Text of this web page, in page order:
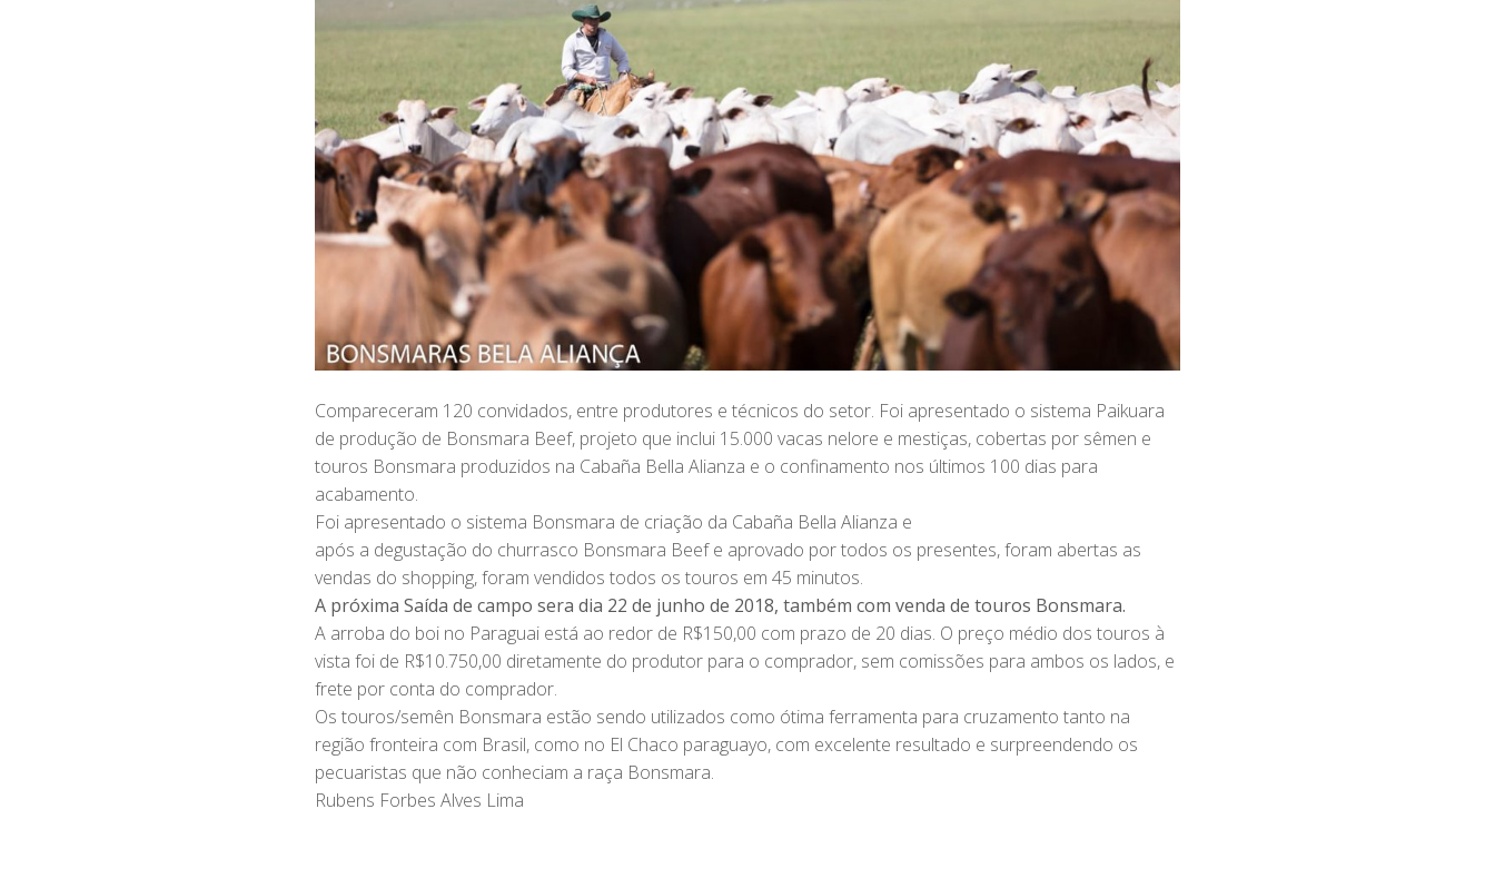
Compareceram 120 convidados, entre produtores e técnicos do setor. Foi apresentado o sistema Paikuara
de produção de Bonsmara Beef, projeto que inclui 15.000 vacas nelore e mestiças, cobertas por sêmen e
touros Bonsmara produzidos na Cabaña Bella Alianza e o confinamento nos últimos 100 dias para
acabamento.
Foi apresentado o sistema Bonsmara de criação da Cabaña Bella Alianza e
após a degustação do churrasco Bonsmara Beef e aprovado por todos os presentes, foram abertas as
vendas do shopping, foram vendidos todos os touros em 45 minutos.
A próxima Saída de campo sera dia 22 de junho de 2018, também com venda de touros Bonsmara.
A arroba do boi no Paraguai está ao redor de R$150,00 com prazo de 20 dias. O preço médio dos touros à
vista foi de R$10.750,00 diretamente do produtor para o comprador, sem comissões para ambos os lados, e
frete por conta do comprador.
Os touros/semên Bonsmara estão sendo utilizados como ótima ferramenta para cruzamento tanto na
região fronteira com Brasil, como no El Chaco paraguayo, com excelente resultado e surpreendendo os
pecuaristas que não conheciam a raça Bonsmara.
Rubens Forbes Alves Lima